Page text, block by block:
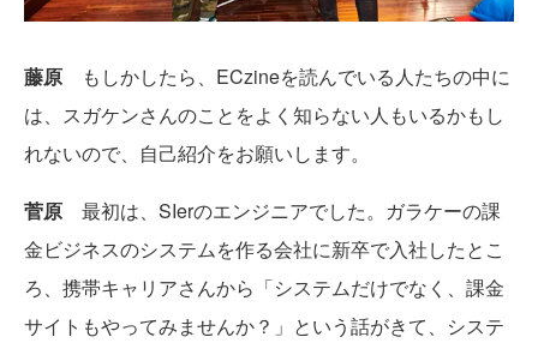
藤原 もしかしたら、ECzineを読んでいる人たちの中に
は、スガケンさんのことをよく知らない人もいるかもし
れないので、自己紹介をお願いします。
菅原 最初は、SIerのエンジニアでした。ガラケーの課
金ビジネスのシステムを作る会社に新卒で入社したとこ
ろ、携帯キャリアさんから「システムだけでなく、課金
サイトもやってみませんか？」という話がきて、システ